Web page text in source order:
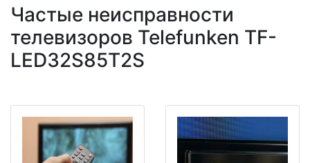
Частые неисправности
телевизоров Telefunken TF-
LED32S85T2S